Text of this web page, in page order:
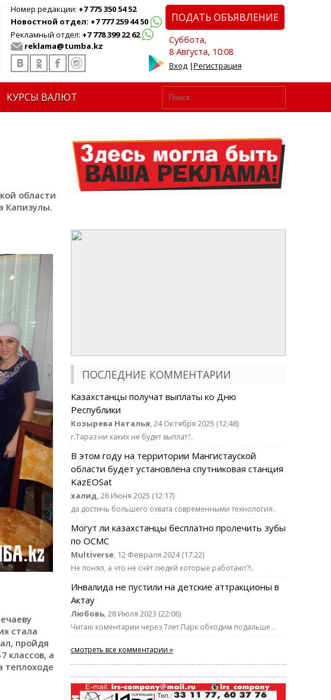
Номер редакции: +7 775 350 54 52
Новостной отдел: +7 777 259 44 50
Рекламный отдел: +7 778 399 22 62
reklama@tumba.kz
ПОДАТЬ ОБЪЯВЛЕНИЕ
Суббота,
8 Августа, 10:08
Вход|Регистрация
КУРСЫ ВАЛЮТ
области
Капизулы.
стала
пройдя
классов, а
теплоходе
ПОСЛЕДНИЕ КОММЕНТАРИИ
Казахстанцы получат выплаты ко Дню
Республики
Козырева Наталья, 24 Октября 2025 (12:48)
г.Тараз ни каких не будет выплат?..
В этом году на территории Мангистауской
области будет установлена спутниковая станция
KazEOSat
халид, 26 Июня 2025 (12:17)
да достичь большего охвата современными технология..
Могут ли казахстанцы бесплатно пролечить зубы
по ОСМС
Multiverse, 12 Февраля 2024 (17:22)
Не понял, а что не счёт людей которые работают?!..
Инвалида не пустили на детские аттракционы в
Актау
Любовь, 28 Июля 2023 (22:06)
Читаю коментарии через 7лет.Парк обходим подальше ..
смотреть все комментарии »